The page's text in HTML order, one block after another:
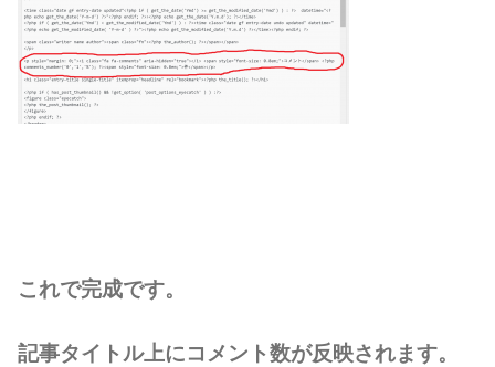
これで完成です。
記事タイトル上にコメント数が反映されます。